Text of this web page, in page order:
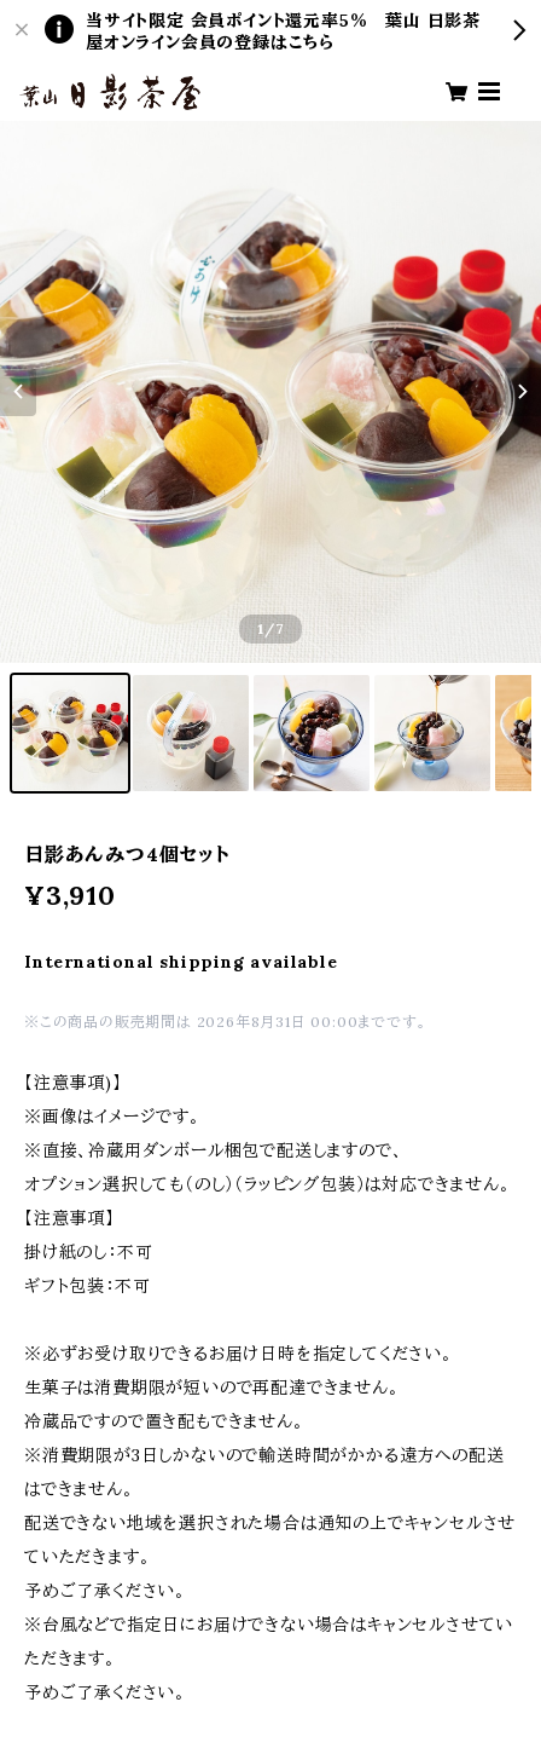
当サイト限定 会員ポイント還元率5％ 葉山 日影茶
屋オンライン会員の登録はこちら
1 /7
日影あんみつ4個セット
¥3,910
International shipping available
※この商品の販売期間は 2026年8月31日 00:00までです。
【注意事項)】
※画像はイメージです。
※直接、冷蔵用ダンボール梱包で配送しますので、
オプション選択しても（のし）（ラッピング包装）は対応できません。
【注意事項】
掛け紙のし：不可
ギフト包装：不可
※必ずお受け取りできるお届け日時を指定してください。
生菓子は消費期限が短いので再配達できません。
冷蔵品ですので置き配もできません。
※消費期限が3日しかないので輸送時間がかかる遠方への配送
はできません。
配送できない地域を選択された場合は通知の上でキャンセルさせ
ていただきます。
予めご了承ください。
※台風などで指定日にお届けできない場合はキャンセルさせてい
ただきます。
予めご了承ください。